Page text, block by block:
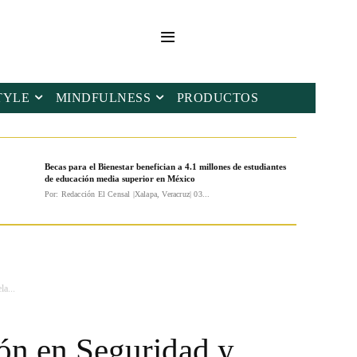
MINDFULNESS PRODUCTOS
Becas para el Bienestar benefician a 4.1 millones de estudiantes
de educación media superior en México
Por: Redacción El Censal |Xalapa, Veracruz| 03...
en Seguridad y